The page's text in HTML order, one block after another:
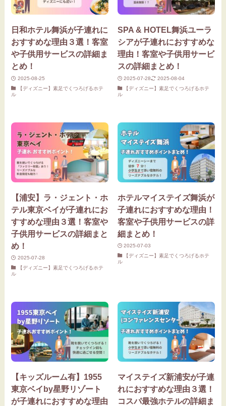
日和ホテル舞浜が子連れに
おすすめな理由３選！客室
や子供用サービスの詳細ま
とめ！
2025-08-25
【ディズニー】素足でくつろげるホテ
ル
SPA & HOTEL舞浜ユーラ
シアが子連れにおすすめな
理由！客室や子供用サービ
スの詳細まとめ！
2025-07-28
2025-08-04
【ディズニー】素足でくつろげるホテ
ル
【浦安】ラ・ジェント・ホ
テル東京ベイが子連れにお
すすめな理由３選！客室や
子供用サービスの詳細まと
め！
2025-07-28
【ディズニー】素足でくつろげるホテ
ル
ホテルマイステイズ舞浜が
子連れにおすすめな理由！
客室や子供用サービスの詳
細まとめ！
2025-07-03
【ディズニー】素足でくつろげるホテ
ル
【キッズルーム有】1955
東京ベイby星野リゾート
が子連れにおすすめな理由
マイステイズ新浦安が子連
れにおすすめな理由３選！
コスパ最強ホテルの詳細ま